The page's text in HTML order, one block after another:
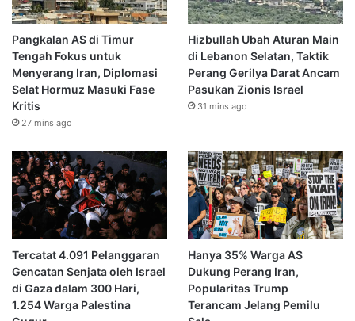
Pangkalan AS di Timur
Tengah Fokus untuk
Menyerang Iran, Diplomasi
Selat Hormuz Masuki Fase
Kritis
27 mins ago
Hizbullah Ubah Aturan Main
di Lebanon Selatan, Taktik
Perang Gerilya Darat Ancam
Pasukan Zionis Israel
31 mins ago
Tercatat 4.091 Pelanggaran
Gencatan Senjata oleh Israel
di Gaza dalam 300 Hari,
1.254 Warga Palestina
Hanya 35% Warga AS
Dukung Perang Iran,
Popularitas Trump
Terancam Jelang Pemilu